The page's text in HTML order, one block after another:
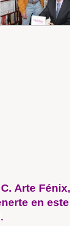
Arte
en